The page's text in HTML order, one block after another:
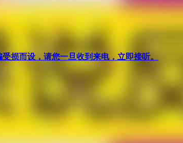
损而设，请您一旦收到来电，立即接听。